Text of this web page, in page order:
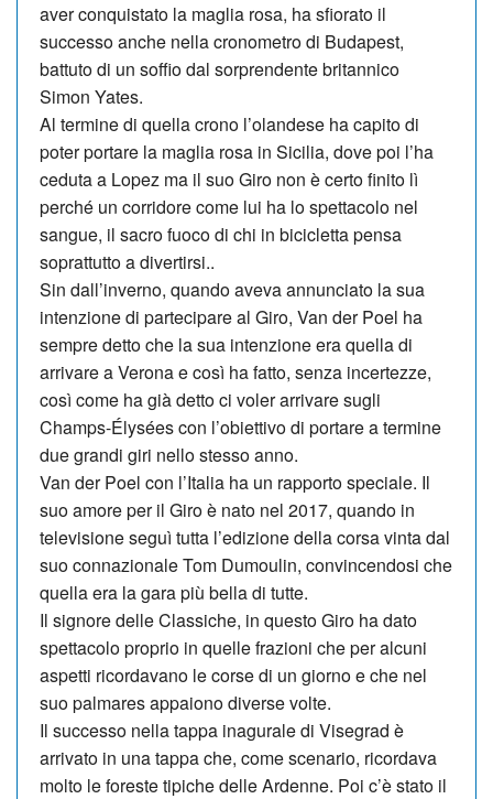
aver conquistato la ma­glia rosa, ha sfiorato il
successo anche nella cronometro di Budapest,
battuto di un soffio dal sorprendente britannico
Simon Yates.
Al termine di quella crono l’olandese ha capito di
poter portare la maglia rosa in Sicilia, dove poi l’ha
ceduta a Lopez ma il suo Giro non è certo finito lì
perché un corridore come lui ha lo spettacolo nel
sangue, il sacro fuoco di chi in bicicletta pensa
soprattutto a divertirsi..
Sin dall’inverno, quando aveva annunciato la sua
intenzione di partecipare al Giro, Van der Poel ha
sempre detto che la sua intenzione era quella di
arrivare a Verona e così ha fatto, senza incertezze,
così come ha già detto ci voler arrivare sugli
Champs-Élysées con l’obiettivo di portare a termine
due grandi giri nello stesso anno.
Van der Poel con l’Italia ha un rapporto speciale. Il
suo amore per il Giro è nato nel 2017, quando in
televisione seguì tutta l’edizione della corsa vinta dal
suo connazionale Tom Dumoulin, convincendosi che
quella era la gara più bella di tutte.
Il signore delle Classiche, in questo Giro ha dato
spettacolo proprio in quelle frazioni che per alcuni
aspetti ricordavano le corse di un giorno e che nel
suo palmares appaiono diverse volte.
Il successo nella tappa inagurale di Visegrad è
arrivato in una tappa che, come scenario, ricordava
molto le foreste tipiche delle Ardenne. Poi c’è stato il